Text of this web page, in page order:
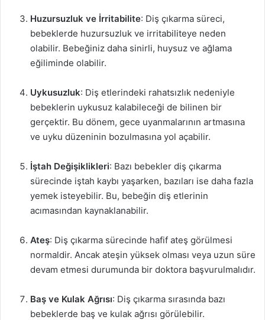
Huzursuzluk ve İrritabilite: Diş çıkarma süreci,
bebeklerde huzursuzluk ve irritabiliteye neden
olabilir. Bebeğiniz daha sinirli, huysuz ve ağlama
eğiliminde olabilir.
Uykusuzluk: Diş etlerindeki rahatsızlık nedeniyle
bebeklerin uykusuz kalabileceği de bilinen bir
gerçektir. Bu dönem, gece uyanmalarının artmasına
ve uyku düzeninin bozulmasına yol açabilir.
İştah Değişiklikleri: Bazı bebekler diş çıkarma
sürecinde iştah kaybı yaşarken, bazıları ise daha fazla
yemek isteyebilir. Bu, bebeğin diş etlerinin
acımasından kaynaklanabilir.
Ateş: Diş çıkarma sürecinde hafif ateş görülmesi
normaldir. Ancak ateşin yüksek olması veya uzun süre
devam etmesi durumunda bir doktora başvurulmalıdır.
Baş ve Kulak Ağrısı: Diş çıkarma sırasında bazı
bebeklerde baş ve kulak ağrısı görülebilir.